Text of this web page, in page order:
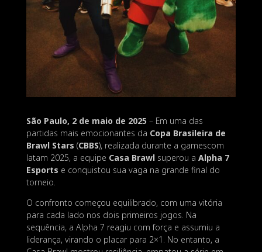
São Paulo, 2 de maio de 2025– Em uma das
partidas mais emocionantes da Copa Brasileira de
Brawl Stars (CBBS), realizada durante a gamescom
latam 2025, a equipe Casa Brawlsuperou a Alpha 7
Esports e conquistou sua vaga na grande final do
torneio.
O confronto começou equilibrado, com uma vitória
para cada lado nos dois primeiros jogos. Na
sequência, a Alpha 7 reagiu com força e assumiu a
liderança, virando o placar para 2×1. No entanto, a